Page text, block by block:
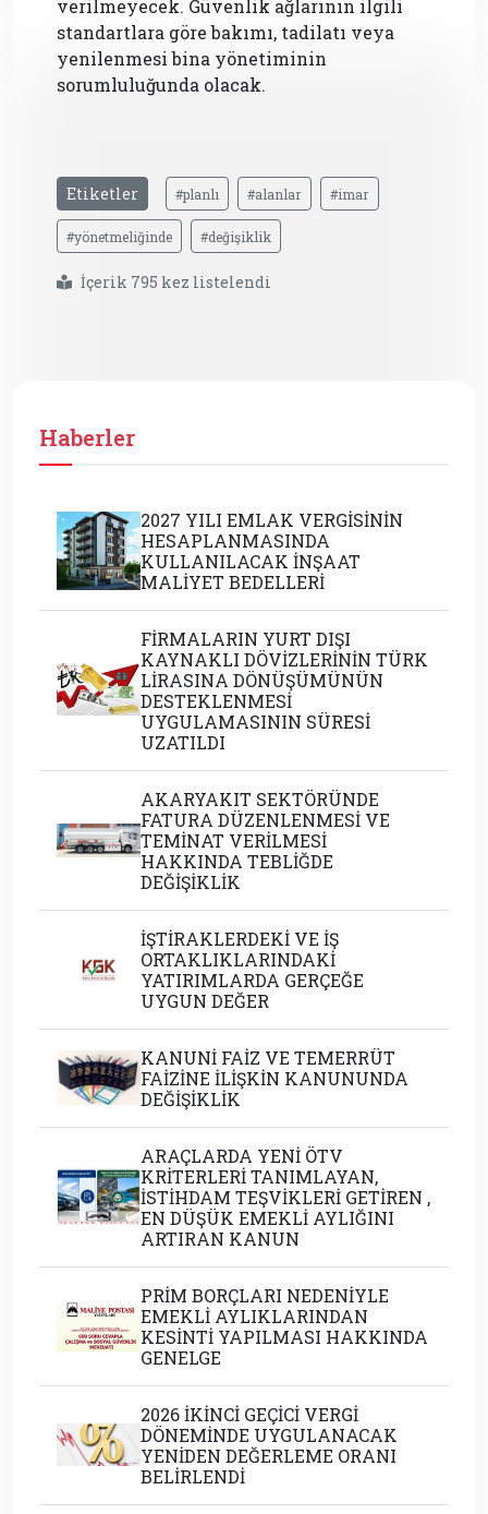
verilmeyecek. Güvenlik ağlarının ilgili
standartlara göre bakımı, tadilatı veya
yenilenmesi bina yönetiminin
sorumluluğunda olacak.
Etiketler #planlı #alanlar #imar
#yönetmeliğinde #değişiklik
İçerik 795 kez listelendi
Haberler
2027 YILI EMLAK VERGİSİNİN
HESAPLANMASINDA
KULLANILACAK İNŞAAT
MALİYET BEDELLERİ
FİRMALARIN YURT DIŞI
KAYNAKLI DÖVİZLERİNİN TÜRK
LİRASINA DÖNÜŞÜMÜNÜN
DESTEKLENMESİ
UYGULAMASININ SÜRESİ
UZATILDI
AKARYAKIT SEKTÖRÜNDE
FATURA DÜZENLENMESİ VE
TEMİNAT VERİLMESİ
HAKKINDA TEBLİĞDE
DEĞİŞİKLİK
İŞTİRAKLERDEKİ VE İŞ
ORTAKLIKLARINDAKİ
YATIRIMLARDA GERÇEĞE
UYGUN DEĞER
KANUNİ FAİZ VE TEMERRÜT
FAİZİNE İLİŞKİN KANUNUNDA
DEĞİŞİKLİK
ARAÇLARDA YENİ ÖTV
KRİTERLERİ TANIMLAYAN,
İSTİHDAM TEŞVİKLERİ GETİREN ,
EN DÜŞÜK EMEKLİ AYLIĞINI
ARTIRAN KANUN
PRİM BORÇLARI NEDENİYLE
EMEKLİ AYLIKLARINDAN
KESİNTİ YAPILMASI HAKKINDA
GENELGE
2026 İKİNCİ GEÇİCİ VERGİ
DÖNEMİNDE UYGULANACAK
YENİDEN DEĞERLEME ORANI
BELİRLENDİ